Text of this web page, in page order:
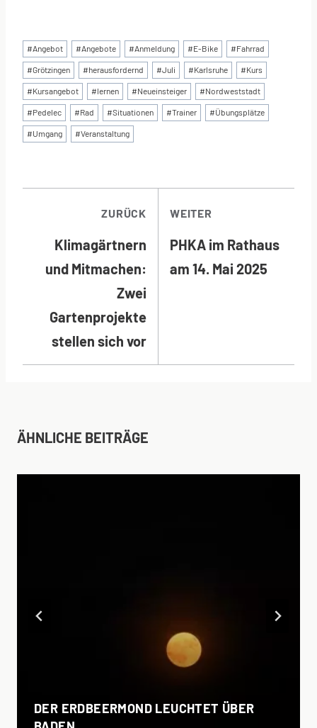
Schlagworte:
#Angebot #Angebote #Anmeldung #E-Bike #Fahrrad
#Grötzingen #herausfordernd #Juli #Karlsruhe #Kurs
#Kursangebot #lernen #Neueinsteiger #Nordweststadt
#Pedelec #Rad #Situationen #Trainer #Übungsplätze
#Umgang #Veranstaltung
ZURÜCK
Klimagärtnern
und Mitmachen:
Zwei
Gartenprojekte
stellen sich vor
WEITER
PHKA im Rathaus
am 14. Mai 2025
ÄHNLICHE BEITRÄGE
DER ERDBEERMOND LEUCHTET ÜBER